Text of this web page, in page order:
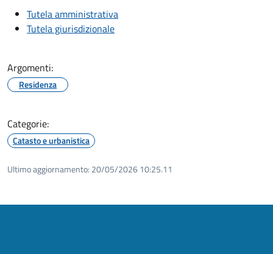
Tutela amministrativa
Tutela giurisdizionale
Argomenti:
Residenza
Categorie:
Catasto e urbanistica
Ultimo aggiornamento: 20/05/2026 10:25.11